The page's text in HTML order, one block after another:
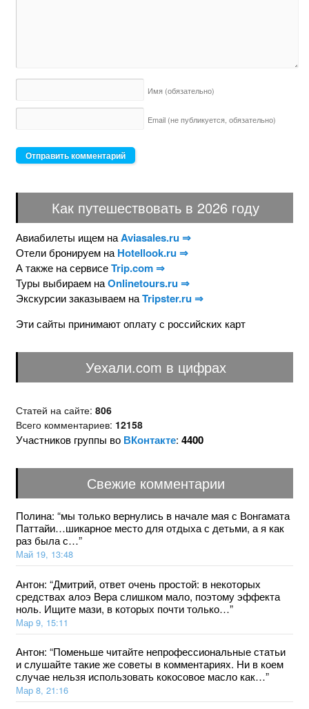
Имя (обязательно)
Email (не публикуется, обязательно)
Как путешествовать в 2026 году
Авиабилеты ищем наAviasales.ru ⇒
Отели бронируем наHotellook.ru ⇒
А также на сервисеTrip.com ⇒
Туры выбираем наOnlinetours.ru ⇒
Экскурсии заказываем наTripster.ru ⇒
Эти сайты принимают оплату с российских карт
Уехали.com в цифрах
Статей на сайте: 806
Всего комментариев: 12158
Участников группы во ВКонтакте: 4400
Свежие комментарии
Полина: “мы только вернулись в начале мая с Вонгамата
Паттайи…шикарное место для отдыха с детьми, а я как
раз была с…”
Май 19, 13:48
Антон: “Дмитрий, ответ очень простой: в некоторых
средствах aлoэ Bepa слишком мало, поэтому эффекта
ноль. Ищите мази, в которых почти только…”
Мар 9, 15:11
Антон: “Поменьше читайте непрофессиональные статьи
и слушайте такие же советы в комментариях. Ни в коем
случае нельзя использовать кокосовое масло как…”
Мар 8, 21:16